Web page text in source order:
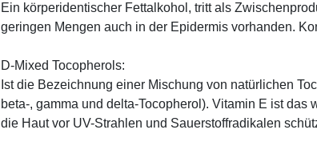
Ein körperidentischer Fettalkohol, tritt als
geringen Mengen auch in der Epidermis vorhanden.
D-Mixed Tocopherols:
Ist die Bezeichnung einer Mischung von natürlichen
beta-, gamma und delta-Tocopherol). Vitamin E ist das
die Haut vor UV-Strahlen und Sauerstoffradikalen